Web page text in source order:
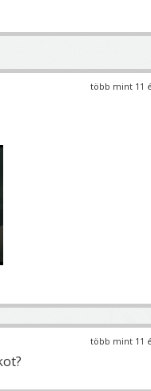
több mint 11
több mint 11